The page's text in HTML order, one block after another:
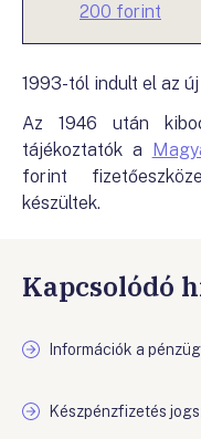
200 forint
1993-tól indult el az
Az 1946 után
tájékoztatók a
forint
készültek.
Kapcsolódó
Információk a
Készpénzfizetés